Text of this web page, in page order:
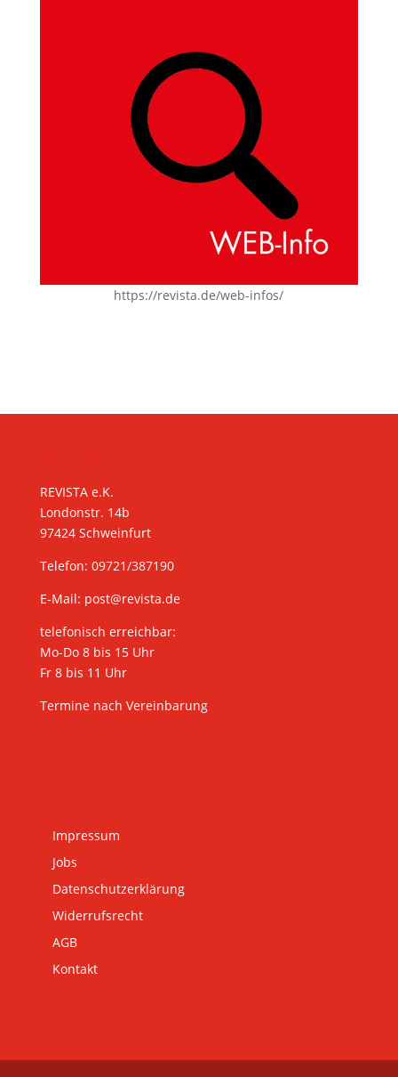
https://revista.de/web-infos/
REVISTA e.K.
Londonstr. 14b
97424 Schweinfurt
Telefon: 09721/387190
E-Mail: post@revista.de
telefonisch erreichbar:
Mo-Do 8 bis 15 Uhr
Fr 8 bis 11 Uhr
Termine nach Vereinbarung
Impressum
Jobs
Datenschutzerklärung
Widerrufsrecht
AGB
Kontakt